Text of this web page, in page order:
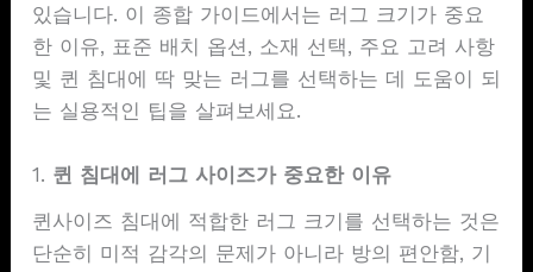
있습니다. 이 종합 가이드에서는 러그 크기가 중요
한 이유, 표준 배치 옵션, 소재 선택, 주요 고려 사항
및 퀸 침대에 딱 맞는 러그를 선택하는 데 도움이 되
는 실용적인 팁을 살펴보세요.
1. 퀸 침대에 러그 사이즈가 중요한 이유
퀸사이즈 침대에 적합한 러그 크기를 선택하는 것은
단순히 미적 감각의 문제가 아니라 방의 편안함, 기